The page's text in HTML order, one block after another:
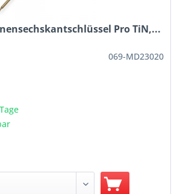
Pro TiN,...
069-MD23020